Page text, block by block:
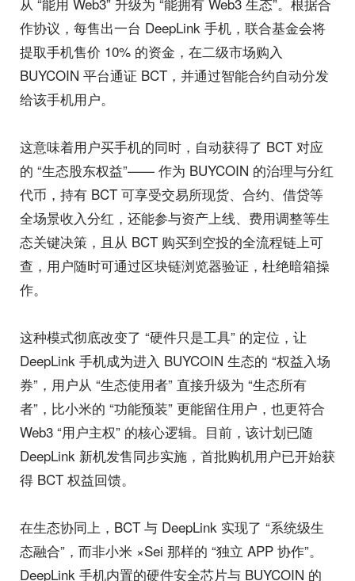
作协议，每售出一台 DeepLink 手机，联合基金会将
提取手机售价 10% 的资金，在二级市场购入
BUYCOIN 平台通证 BCT，并通过智能合约自动分发
给该手机用户。
这意味着用户买手机的同时，自动获得了 BCT 对应
的 “生态股东权益”—— 作为 BUYCOIN 的治理与分红
代币，持有 BCT 可享受交易所现货、合约、借贷等
全场景收入分红，还能参与资产上线、费用调整等生
态关键决策，且从 BCT 购买到空投的全流程链上可
查，用户随时可通过区块链浏览器验证，杜绝暗箱操
作。
这种模式彻底改变了 “硬件只是工具” 的定位，让
DeepLink 手机成为进入 BUYCOIN 生态的 “权益入场
券”，用户从 “生态使用者” 直接升级为 “生态所有
者”，比小米的 “功能预装” 更能留住用户，也更符合
Web3 “用户主权” 的核心逻辑。目前，该计划已随
DeepLink 新机发售同步实施，首批购机用户已开始获
得 BCT 权益回馈。
在生态协同上，BCT 与 DeepLink 实现了 “系统级生
态融合”，而非小米 ×Sei 那样的 “独立 APP 协作”。
DeepLink 手机内置的硬件安全芯片与 BUYCOIN 的